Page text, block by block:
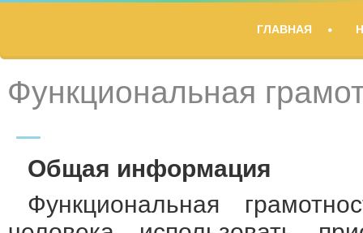
ГЛАВНАЯ
Функциональная
Общая информация
Функциональная